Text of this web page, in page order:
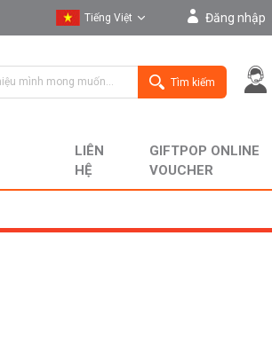
Tiếng Việt
English
Đăng nhập
Tìm kiếm
LIÊN
HỆ
GIFTPOP ONLINE
VOUCHER